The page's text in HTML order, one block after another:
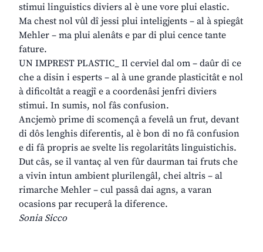
stimui linguistics diviers al è une vore plui elastic.
Ma chest nol vûl dî jessi plui inteligjents – al à spiegât
Mehler – ma plui alenâts e par di plui cence tante
fature.
UN IMPREST PLASTIC_ Il cerviel dal om – daûr di ce
che a disin i esperts – al à une grande plasticitât e nol
à dificoltât a reagjî e a coordenâsi jenfri diviers
stimui. In sumis, nol fâs confusion.
Ancjemò prime di scomençâ a fevelâ un frut, devant
di dôs lenghis diferentis, al è bon di no fâ confusion
e di fâ propris ae svelte lis regolaritâts linguistichis.
Dut câs, se il vantaç al ven fûr daurman tai fruts che
a vivin intun ambient plurilengâl, chei altris – al
rimarche Mehler – cul passâ dai agns, a varan
ocasions par recuperâ la diference.
Sonia Sicco